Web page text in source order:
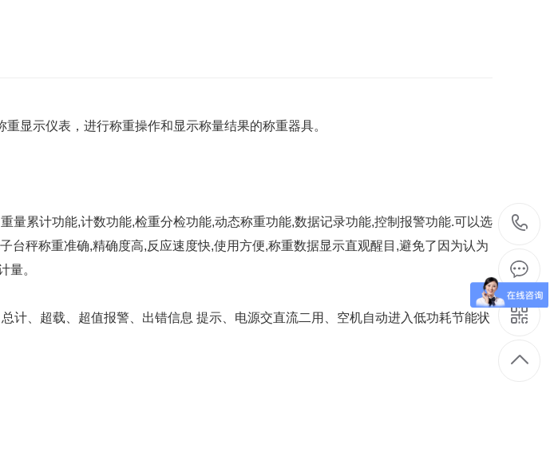
显示仪表，进行称重操作和显示称量结果的称重器具。
累计功能,计数功能,检重分检功能,动态称重功能,数据记录功能,控制报警功能.可以选
秤称重准确,精确度高,反应速度快,使用方便,称重数据显示直观醒目,避免了因为认为
量。
、超载、超值报警、出错信息 提示、电源交直流二用、空机自动进入低功耗节能状